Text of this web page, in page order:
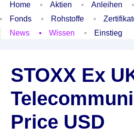
Home Aktien Anleihen
Fonds
Rohstoffe
News
Wissen Einstieg
STOXX Ex
Price USD